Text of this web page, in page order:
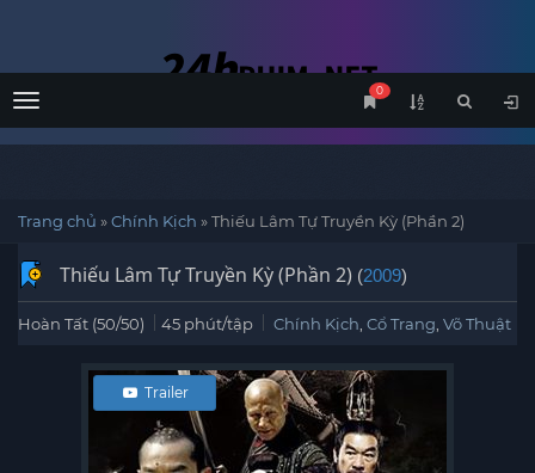
Menu
0
Trang chủ »Chính Kịch »Thiếu Lâm Tự Truyền Kỳ (Phần 2)
Thiếu Lâm Tự Truyền Kỳ (Phần 2) (2009)
Hoàn Tất (50/50) 45 phút/tập Chính Kịch Cổ Trang Võ Thuật
Trailer